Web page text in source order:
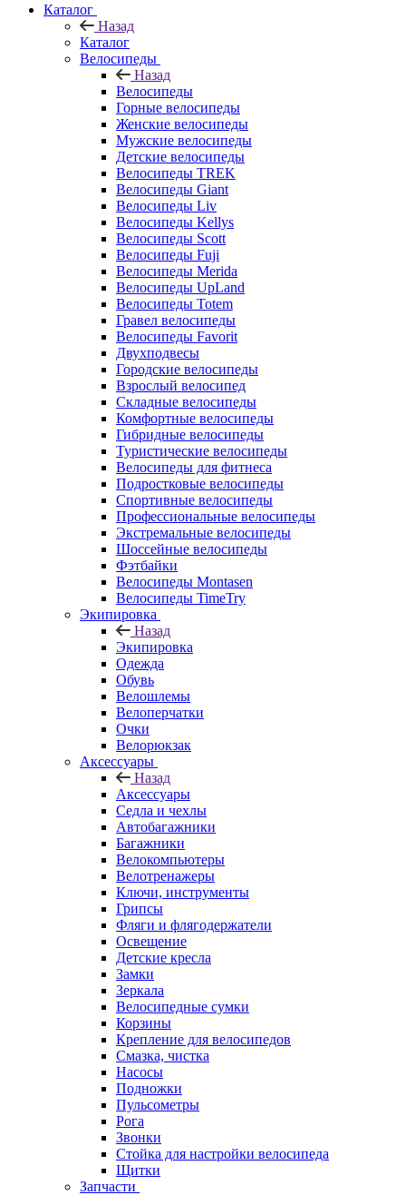
Каталог
Назад
Каталог
Велосипеды
Назад
Велосипеды
Горные велосипеды
Женские велосипеды
Мужские велосипеды
Детские велосипеды
Велосипеды TREK
Велосипеды Giant
Велосипеды Liv
Велосипеды Kellys
Велосипеды Scott
Велосипеды Fuji
Велосипеды Merida
Велосипеды UpLand
Велосипеды Totem
Гравел велосипеды
Велосипеды Favorit
Двухподвесы
Городские велосипеды
Взрослый велосипед
Складные велосипеды
Комфортные велосипеды
Гибридные велосипеды
Туристические велосипеды
Велосипеды для фитнеса
Подростковые велосипеды
Спортивные велосипеды
Профессиональные велосипеды
Экстремальные велосипеды
Шоссейные велосипеды
Фэтбайки
Велосипеды Montasen
Велосипеды TimeTry
Экипировка
Назад
Экипировка
Одежда
Обувь
Велошлемы
Велоперчатки
Очки
Велорюкзак
Аксессуары
Назад
Аксессуары
Седла и чехлы
Автобагажники
Багажники
Велокомпьютеры
Велотренажеры
Ключи, инструменты
Грипсы
Фляги и флягодержатели
Освещение
Детские кресла
Замки
Зеркала
Велосипедные сумки
Корзины
Крепление для велосипедов
Смазка, чистка
Насосы
Подножки
Пульсометры
Рога
Звонки
Стойка для настройки велосипеда
Щитки
Запчасти